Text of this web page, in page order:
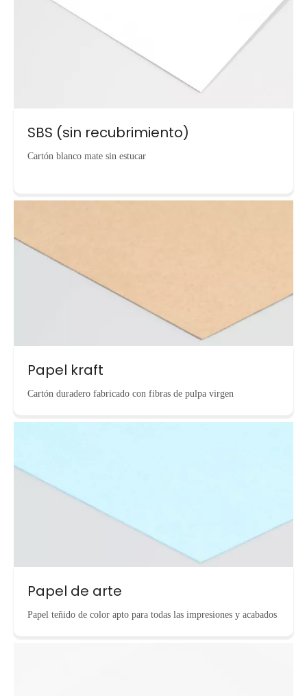
SBS (sin recubrimiento)
Cartón blanco mate sin estucar
Papel kraft
Cartón duradero fabricado con fibras de pulpa virgen
Papel de arte
Papel teñido de color apto para todas las impresiones y acabados